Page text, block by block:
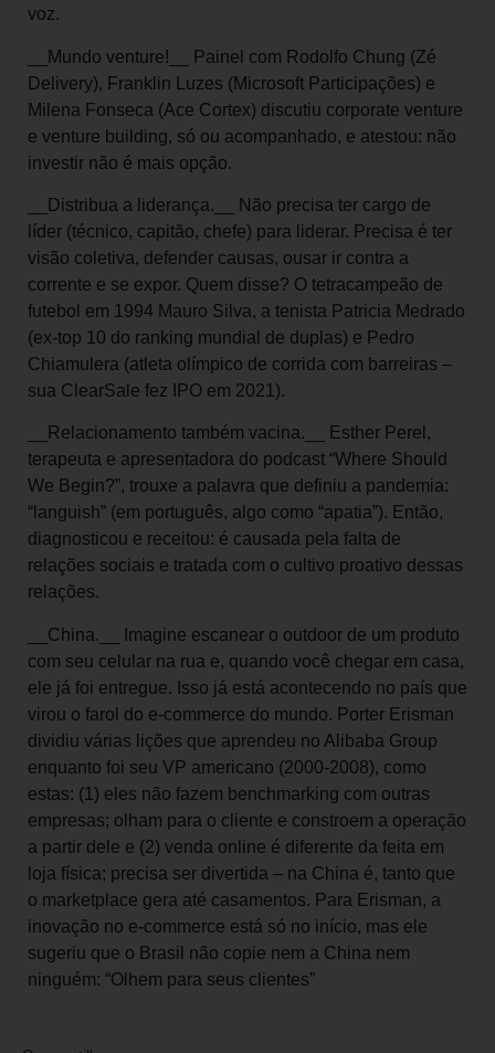
voz.
__Mundo venture!__ Painel com Rodolfo Chung (Zé
Delivery), Franklin Luzes (Microsoft Participações) e
Milena Fonseca (Ace Cortex) discutiu corporate venture
e venture building, só ou acompanhado, e atestou: não
investir não é mais opção.
__Distribua a liderança.__ Não precisa ter cargo de
líder (técnico, capitão, chefe) para liderar. Precisa é ter
visão coletiva, defender causas, ousar ir contra a
corrente e se expor. Quem disse? O tetracampeão de
futebol em 1994 Mauro Silva, a tenista Patricia Medrado
(ex-top 10 do ranking mundial de duplas) e Pedro
Chiamulera (atleta olímpico de corrida com barreiras –
sua ClearSale fez IPO em 2021).
__Relacionamento também vacina.__ Esther Perel,
terapeuta e apresentadora do podcast “Where Should
We Begin?”, trouxe a palavra que definiu a pandemia:
“languish” (em português, algo como “apatia”). Então,
diagnosticou e receitou: é causada pela falta de
relações sociais e tratada com o cultivo proativo dessas
relações.
__China.__ Imagine escanear o outdoor de um produto
com seu celular na rua e, quando você chegar em casa,
ele já foi entregue. Isso já está acontecendo no país que
virou o farol do e-commerce do mundo. Porter Erisman
dividiu várias lições que aprendeu no Alibaba Group
enquanto foi seu VP americano (2000-2008), como
estas: (1) eles não fazem benchmarking com outras
empresas; olham para o cliente e constroem a operação
a partir dele e (2) venda online é diferente da feita em
loja física; precisa ser divertida – na China é, tanto que
o marketplace gera até casamentos. Para Erisman, a
inovação no e-commerce está só no início, mas ele
sugeriu que o Brasil não copie nem a China nem
ninguém: “Olhem para seus clientes”